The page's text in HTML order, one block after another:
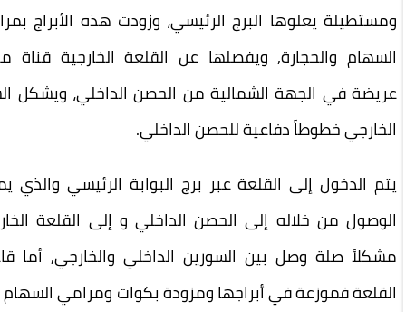
يعلوها البرج الرئيسي، وزودت هذه الأبراج بمرامي
والحجارة, ويفصلها عن القلعة الخارجية قناة مائية
في الجهة الشمالية من الحصن الداخلي، ويشكل السور
خطوطاً دفاعية للحصن الداخلي.
الدخول إلى القلعة عبر برج البوابة الرئيسي والذي يمكن
من خلاله إلى الحصن الداخلي و إلى القلعة الخارجية
صلة وصل بين السورين الداخلي والخارجي, أما قاعات
فموزعة في أبراجها ومزودة بكوات ومرامي السهام كما